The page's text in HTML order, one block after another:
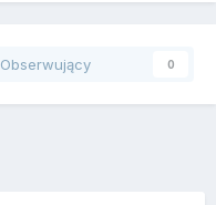
Obserwujący 0